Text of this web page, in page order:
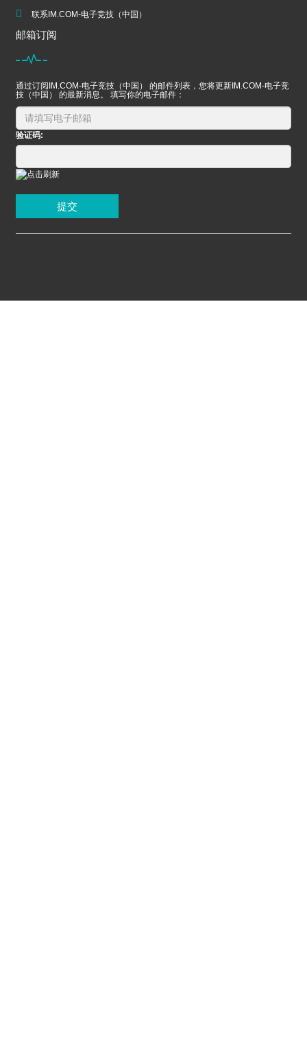
联系IM.COM-电子竞技（中国）
邮箱订阅
通过订阅IM.COM-电子竞技（中国） 的邮件列表，您将更新IM.COM-电子竞
技（中国） 的最新消息。 填写你的电子邮件：
验证码:
提交